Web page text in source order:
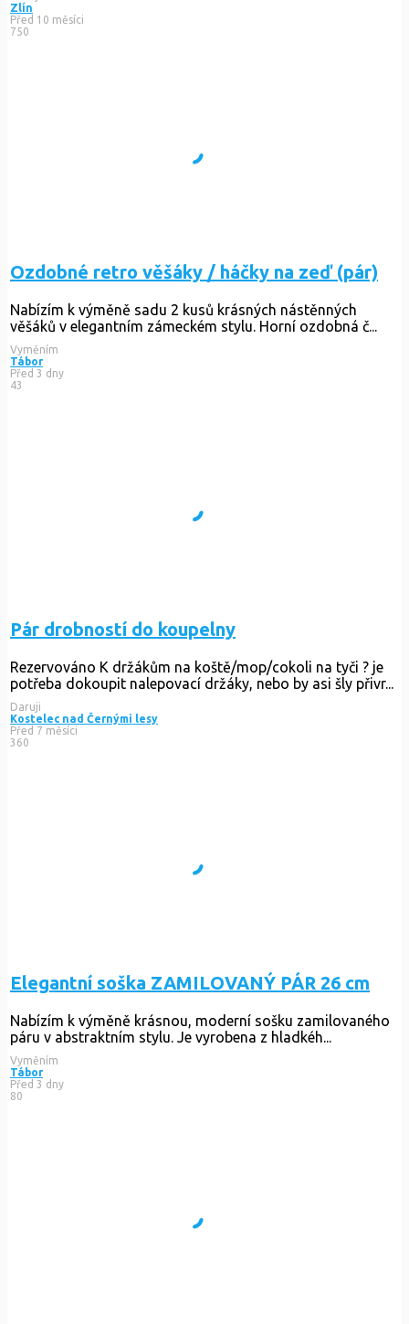
Zlín
Před 10 měsíci
750
Ozdobné retro věšáky / háčky na zeď (pár)
Nabízím k výměně sadu 2 kusů krásných nástěnných
věšáků v elegantním zámeckém stylu. Horní ozdobná č...
Vyměním
Tábor
Před 3 dny
43
Pár drobností do koupelny
Rezervováno K držákům na koště/mop/cokoli na tyči ? je
potřeba dokoupit nalepovací držáky, nebo by asi šly přivr...
Daruji
Kostelec nad Černými lesy
Před 7 měsíci
360
Elegantní soška ZAMILOVANÝ PÁR 26 cm
Nabízím k výměně krásnou, moderní sošku zamilovaného
páru v abstraktním stylu. Je vyrobena z hladkéh...
Vyměním
Tábor
Před 3 dny
80